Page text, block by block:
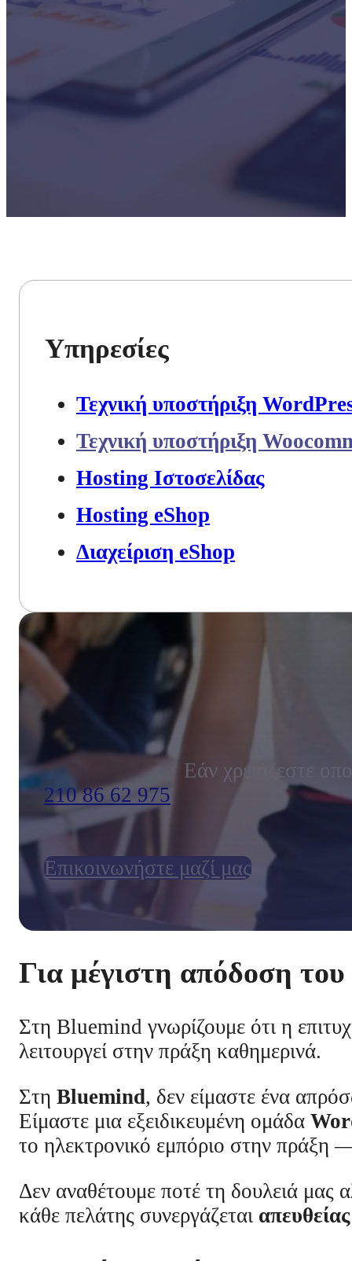
Υπηρεσίες
Τεχνική υποστήριξη
Τεχνική υποστήριξη
Hosting Ιστοσελίδας
Hosting eShop
Διαχείριση eShop
Εάν χρειάζεστε
210 86 62 975
Επικοινωνήστε μαζί μας
Για μέγιστη απόδοση
Στη Bluemind γνωρίζουμε ότι η
λειτουργεί στην πράξη καθημερινά.
Στη Bluemind, δεν είμαστε ένα
Είμαστε μια εξειδικευμένη ομάδα
το ηλεκτρονικό εμπόριο στην πράξη
Δεν αναθέτουμε ποτέ τη δουλειά μας
κάθε πελάτης συνεργάζεται